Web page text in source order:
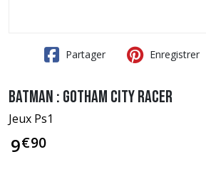
Partager Enregistrer
Batman : Gotham City Racer
Jeux Ps1
9€90